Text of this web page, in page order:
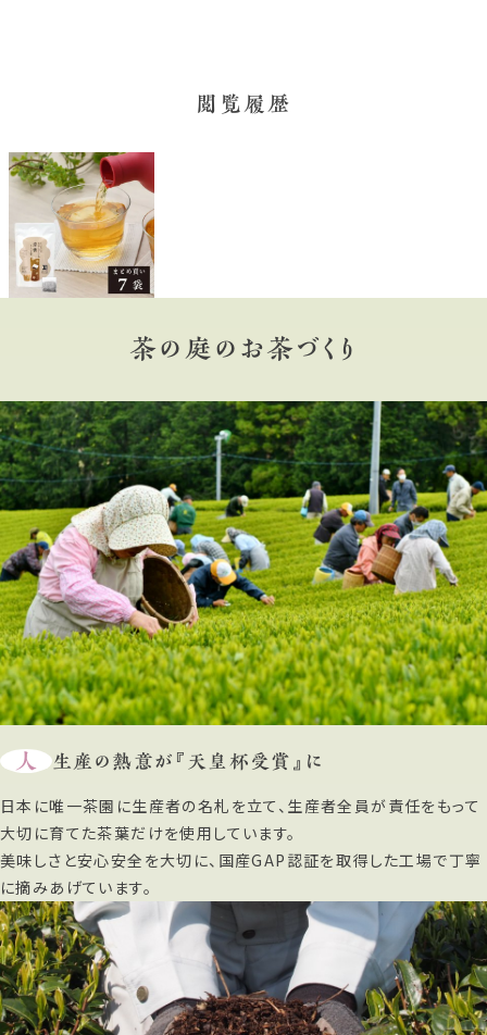
閲覧履歴
茶の庭のお茶づくり
人 生産の熱意が『天皇杯受賞』に
日本に唯一茶園に生産者の名札を立て、生産者全員が責任をもって
大切に育てた茶葉だけを使用しています。
美味しさと安心安全を大切に、国産GAP認証を取得した工場で丁寧
に摘みあげています。